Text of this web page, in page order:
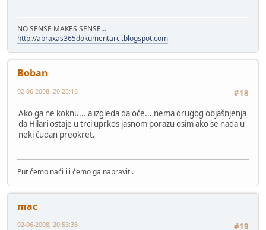
NO SENSE MAKES SENSE...
http://abraxas365dokumentarci.blogspot.com
Boban
#18
02-06-2008, 20:23:16
Ako ga ne koknu... a izgleda da oće... nema drugog objašnjenja
da Hilari ostaje u trci uprkos jasnom porazu osim ako se nada u
neki čudan preokret.
Put ćemo naći ili ćemo ga napraviti.
mac
#19
02-06-2008, 20:53:38